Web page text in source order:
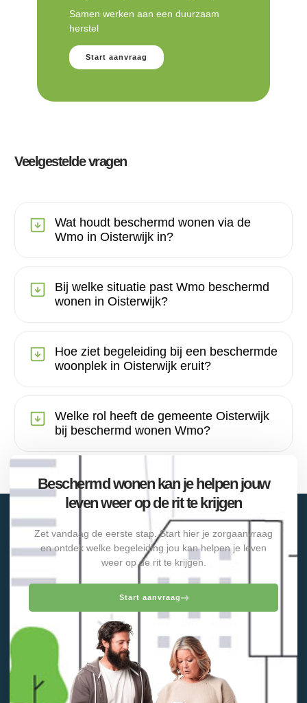
Samen werken aan een duurzaam
herstel
Start aanvraag
Veelgestelde vragen
Wat houdt beschermd wonen via de
Wmo in Oisterwijk in?
Bij welke situatie past Wmo beschermd
wonen in Oisterwijk?
Hoe ziet begeleiding bij een beschermde
woonplek in Oisterwijk eruit?
Welke rol heeft de gemeente Oisterwijk
bij beschermd wonen Wmo?
Beschermd wonen kan je helpen jouw
leven weer op de rit te krijgen
Zet vandaag de eerste stap. Start hier je zorgaanvraag
en ontdek welke begeleiding jou kan helpen je leven
weer op de rit te krijgen.
Start aanvraag